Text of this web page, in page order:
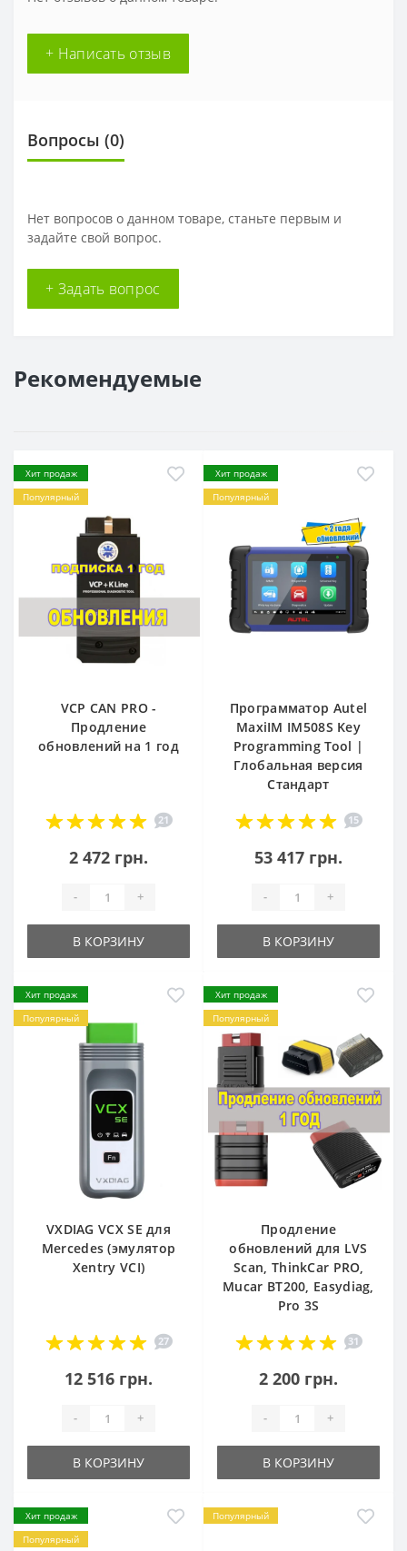
+ Написать отзыв
Вопросы (0)
Нет вопросов о данном товаре, станьте первым и
задайте свой вопрос.
+ Задать вопрос
Рекомендуемые
Хит продаж
Популярный
VCP CAN PRO -
Продление
обновлений на 1 год
21
2 472 грн.
- +
В КОРЗИНУ
Хит продаж
Популярный
Программатор Autel
MaxiIM IM508S Key
Programming Tool |
Глобальная версия
Стандарт
15
53 417 грн.
- +
В КОРЗИНУ
Хит продаж
Популярный
VXDIAG VCX SE для
Mercedes (эмулятор
Xentry VCI)
27
12 516 грн.
- +
В КОРЗИНУ
Хит продаж
Популярный
Продление
обновлений для LVS
Scan, ThinkCar PRO,
Mucar BT200, Easydiag,
Pro 3S
31
2 200 грн.
- +
В КОРЗИНУ
Хит продаж
Популярный
Популярный